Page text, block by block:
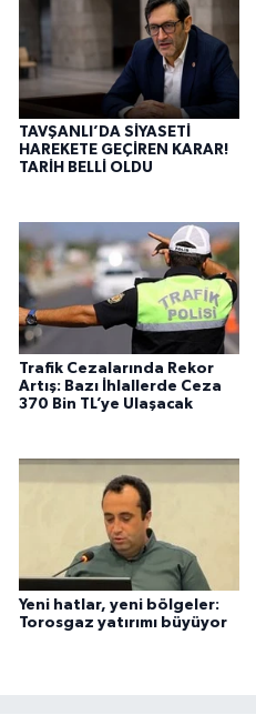
TAVŞANLI’DA SİYASETİ
HAREKETE GEÇİREN KARAR!
TARİH BELLİ OLDU
Trafik Cezalarında Rekor
Artış: Bazı İhlallerde Ceza
370 Bin TL’ye Ulaşacak
Yeni hatlar, yeni bölgeler:
Torosgaz yatırımı büyüyor